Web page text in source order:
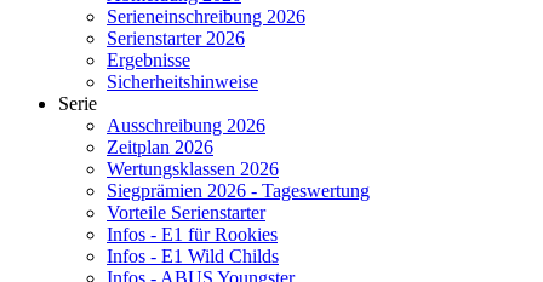
Serieneinschreibung 2026
Serienstarter 2026
Ergebnisse
Sicherheitshinweise
Serie
Ausschreibung 2026
Zeitplan 2026
Wertungsklassen 2026
Siegprämien 2026 - Tageswertung
Vorteile Serienstarter
Infos - E1 für Rookies
Infos - E1 Wild Childs
Infos - ABUS Youngster